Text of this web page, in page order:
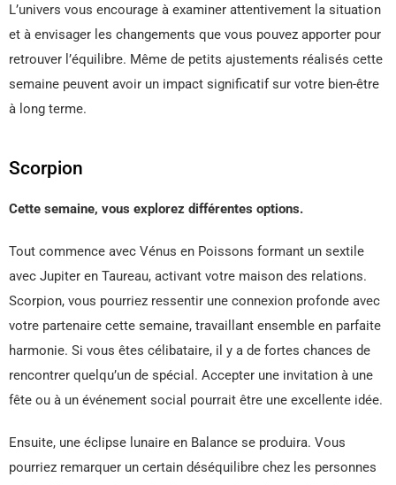
L’univers vous encourage à examiner attentivement la situation
et à envisager les changements que vous pouvez apporter pour
retrouver l’équilibre. Même de petits ajustements réalisés cette
semaine peuvent avoir un impact significatif sur votre bien-être
à long terme.
Scorpion
Cette semaine, vous explorez différentes options.
Tout commence avec Vénus en Poissons formant un sextile
avec Jupiter en Taureau, activant votre maison des relations.
Scorpion, vous pourriez ressentir une connexion profonde avec
votre partenaire cette semaine, travaillant ensemble en parfaite
harmonie. Si vous êtes célibataire, il y a de fortes chances de
rencontrer quelqu’un de spécial. Accepter une invitation à une
fête ou à un événement social pourrait être une excellente idée.
Ensuite, une éclipse lunaire en Balance se produira. Vous
pourriez remarquer un certain déséquilibre chez les personnes